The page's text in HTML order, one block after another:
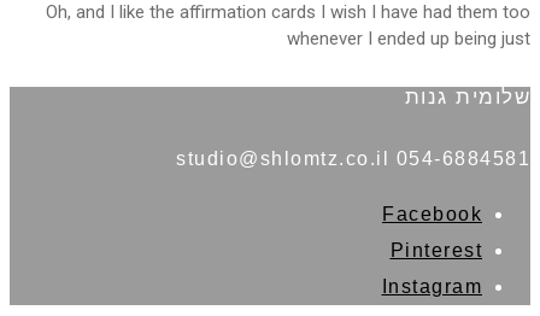
Oh, and I like the affirmation cards I wish I have had them too
whenever I ended up being just
שלומית גנות
054-6884581 studio@shlomtz.co.il
Facebook
Pinterest
Instagram